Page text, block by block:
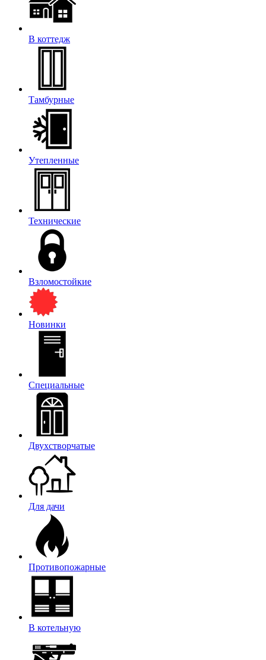
В коттедж
Тамбурные
Утепленные
Технические
Взломостойкие
Новинки
Специальные
Двухстворчатые
Для дачи
Противопожарные
В котельную